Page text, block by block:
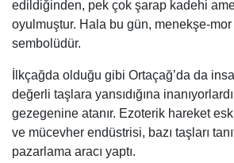
edildiğinden, pek çok şarap kadehi
oyulmuştur. Hala bu gün, menekşe-mor
sembolüdür.
İlkçağda olduğu gibi Ortaçağ’da da
değerli taşlara yansıdığına
gezegenine atanır. Ezoterik hareket
ve mücevher endüstrisi, bazı taşları
pazarlama aracı yaptı.